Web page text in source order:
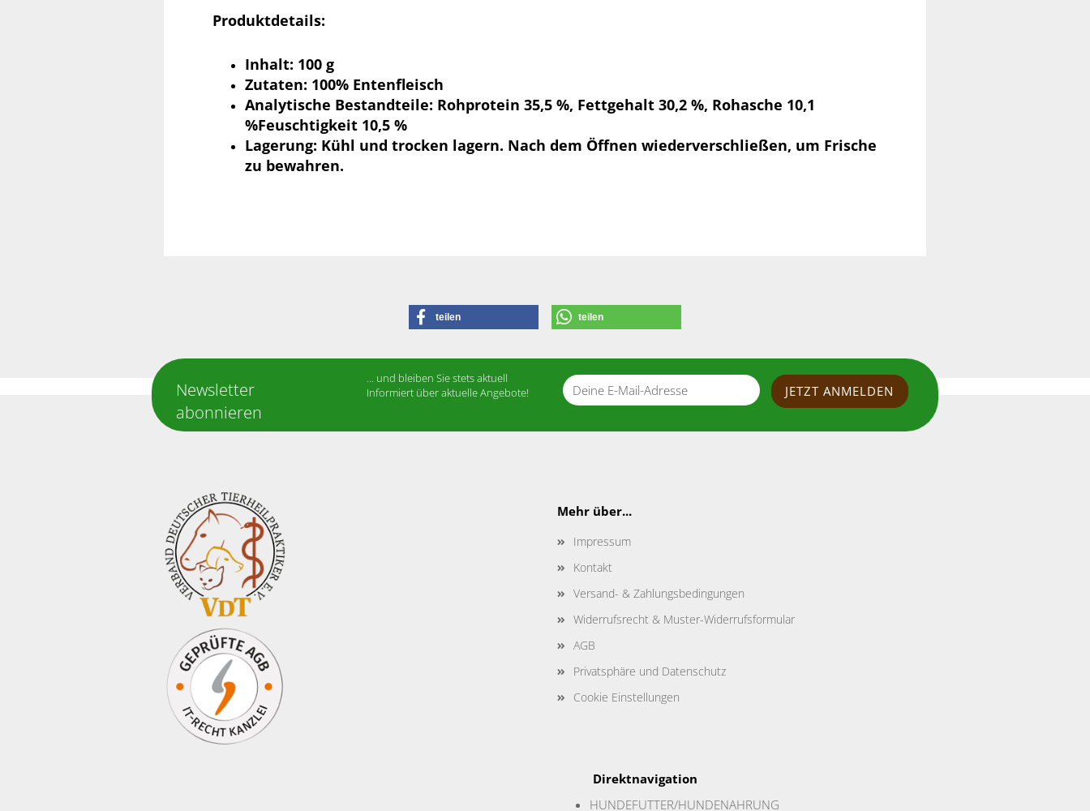
Produktdetails:
Inhalt: 100 g
Zutaten: 100% Entenfleisch
Analytische Bestandteile: Rohprotein 35,5 %, Fettgehalt 30,2 %, Rohasche 10,1
%Feuschtigkeit 10,5 %
Lagerung: Kühl und trocken lagern. Nach dem Öffnen wiederverschließen, um Frische
zu bewahren.
teilen teilen
Für weitere Informationen besuchen Sie bitte dieHomepagezu diesem Artikel.
Newsletter
abonnieren
... und bleiben Sie stets aktuell
Informiert über aktuelle Angebote!
Mehr über...
Impressum
Kontakt
Versand- & Zahlungsbedingungen
Widerrufsrecht & Muster-Widerrufsformular
AGB
Privatsphäre und Datenschutz
Cookie Einstellungen
Direktnavigation
HUNDEFUTTER/HUNDENAHRUNG